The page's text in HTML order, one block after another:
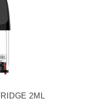
2ML